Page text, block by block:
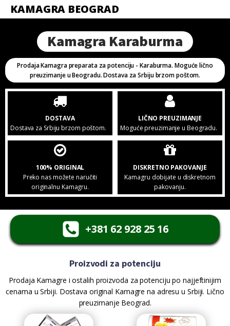
KAMAGRA BEOGRAD
Kamagra Karaburma
Prodaja Kamagra preparata za potenciju - Karaburma. Moguće lično
preuzimanje u Beogradu. Dostava za Srbiju brzom poštom.
DOSTAVA
Dostava za Srbiju brzom poštom.
LIČNO PREUZIMANJE
Moguće preuzimanje u Beogradu.
100% ORIGINAL
Preko nas možete naručiti
originalnu Kamagru.
DISKRETNO PAKOVANJE
Kamagru dobijate u diskretnom
pakovanju.
+381 62 928 25 16
Proizvodi za potenciju
Prodaja Kamagre i ostalih proizvoda za potenciju po najjeftinijim
cenama u Srbiji. Dostava original Kamagre na adresu u Srbiji. Lično
preuzimanje Beograd.